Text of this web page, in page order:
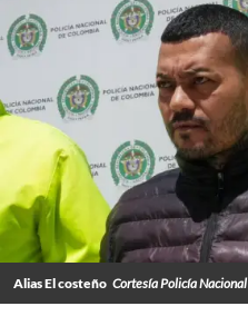
Alias El costeño Cortesía Policía Nacional